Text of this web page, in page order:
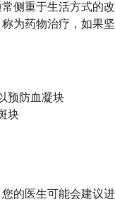
侧重于生活方式的改
为药物治疗，如果坚
预防血凝块
块
的医生可能会建议进